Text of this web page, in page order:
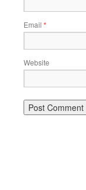
Email *
Website